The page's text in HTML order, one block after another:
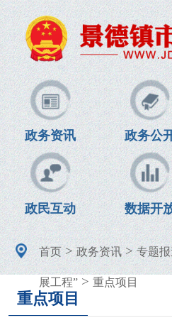
政务资讯 政务公
政民互动 数据开
首页>政务资讯>专题
展工程”> 重点项目
重点项目